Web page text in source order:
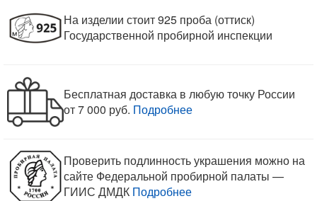
На изделии стоит 925 проба (оттиск)
Государственной пробирной инспекции
Бесплатная доставка в любую точку России
от 7 000 руб. Подробнее
Проверить подлинность украшения можно на
сайте Федеральной пробирной палаты —
ГИИС ДМДК Подробнее